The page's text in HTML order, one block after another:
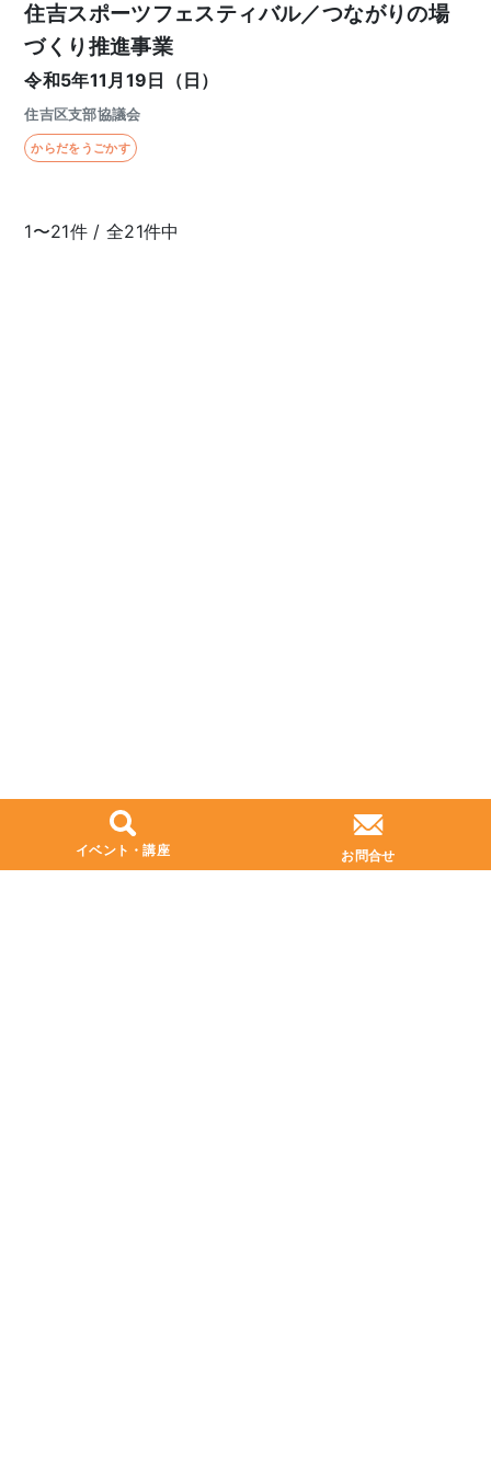
住吉スポーツフェスティバル／つながりの場
づくり推進事業
令和5年11月19日（日）
住吉区支部協議会
からだをうごかす
1〜21件 / 全21件中
イベント・講座 お問合せ